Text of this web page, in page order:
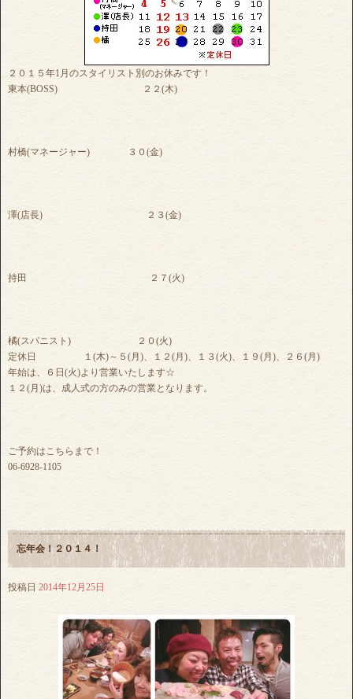
２０１５年1月のスタイリスト別のお休みです！
東本(BOSS) ２２(木)
村橋(マネージャー) ３０(金)
澤(店長) ２３(金)
持田 ２７(火)
橘(スパニスト) ２０(火)
定休日 １(木)～５(月)、１２(月)、１３(火)、１９(月)、２６(月)
年始は、６日(火)より営業いたします☆
１２(月)は、成人式の方のみの営業となります。
ご予約はこちらまで！
06-6928-1105
忘年会！２０１４！
投稿日 2014年12月25日